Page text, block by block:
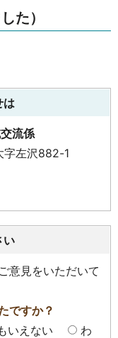
た）
は
流係
字左沢882-1
い
意見をいただいて
ですか？
いえない
わ